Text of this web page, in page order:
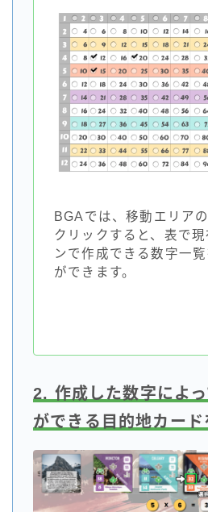
BGAでは、移動エリア
クリックすると、表で
ンで作成できる数字一
ができます。
2. 作成した数字によ
ができる目的地カード